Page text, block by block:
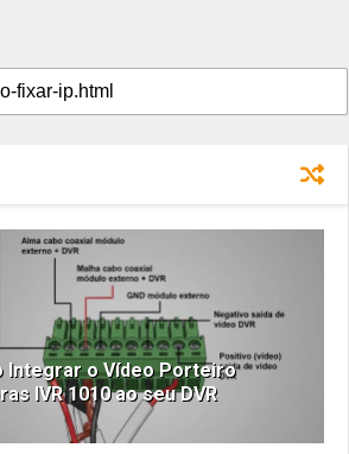
Integrar o Vídeo Porteiro
IVR 1010 ao seu DVR